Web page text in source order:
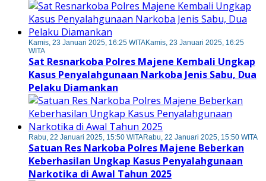
Kamis, 23 Januari 2025, 16:25 WITAKamis, 23 Januari 2025, 16:25
WITA
Sat Resnarkoba Polres Majene Kembali Ungkap
Kasus Penyalahgunaan Narkoba Jenis Sabu, Dua
Pelaku Diamankan
Rabu, 22 Januari 2025, 15:50 WITARabu, 22 Januari 2025, 15:50 WITA
Satuan Res Narkoba Polres Majene Beberkan
Keberhasilan Ungkap Kasus Penyalahgunaan
Narkotika di Awal Tahun 2025